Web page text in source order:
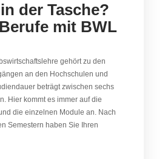
der Tasche?
mit BWL
gehört zu den
an den Hochschulen und
beträgt zwischen sechs
Hier kommt es immer auf die
die einzelnen Module an. Nach
Semestern haben Sie Ihren